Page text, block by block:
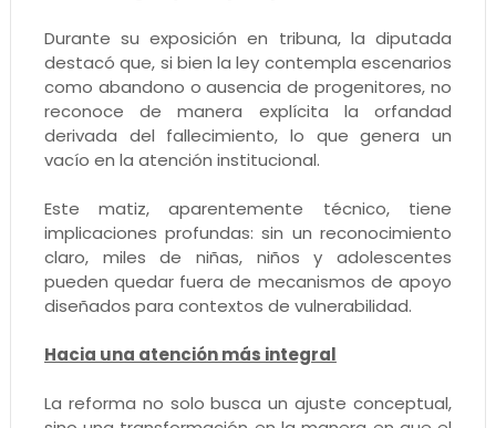
Durante su exposición en tribuna, la diputada
destacó que, si bien la ley contempla escenarios
como abandono o ausencia de progenitores, no
reconoce de manera explícita la orfandad
derivada del fallecimiento, lo que genera un
vacío en la atención institucional.
Este matiz, aparentemente técnico, tiene
implicaciones profundas: sin un reconocimiento
claro, miles de niñas, niños y adolescentes
pueden quedar fuera de mecanismos de apoyo
diseñados para contextos de vulnerabilidad.
Hacia una atención más integral
La reforma no solo busca un ajuste conceptual,